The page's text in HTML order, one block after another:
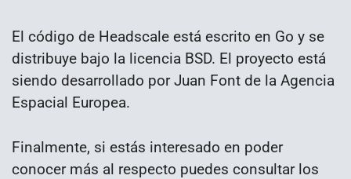
El código de Headscale está escrito en Go y se
distribuye bajo la licencia BSD. El proyecto está
siendo desarrollado por Juan Font de la Agencia
Espacial Europea.
Finalmente, si estás interesado en poder
conocer más al respecto puedes consultar los